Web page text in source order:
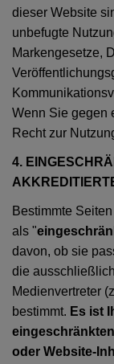
dieser Website
unbefugte
Markengesetze,
Wenn Sie gegen
Recht zur
4.
Bestimmte
als "
davon, ob sie
die
Medienvertreter
bestimmt. Es ist
oder Website-